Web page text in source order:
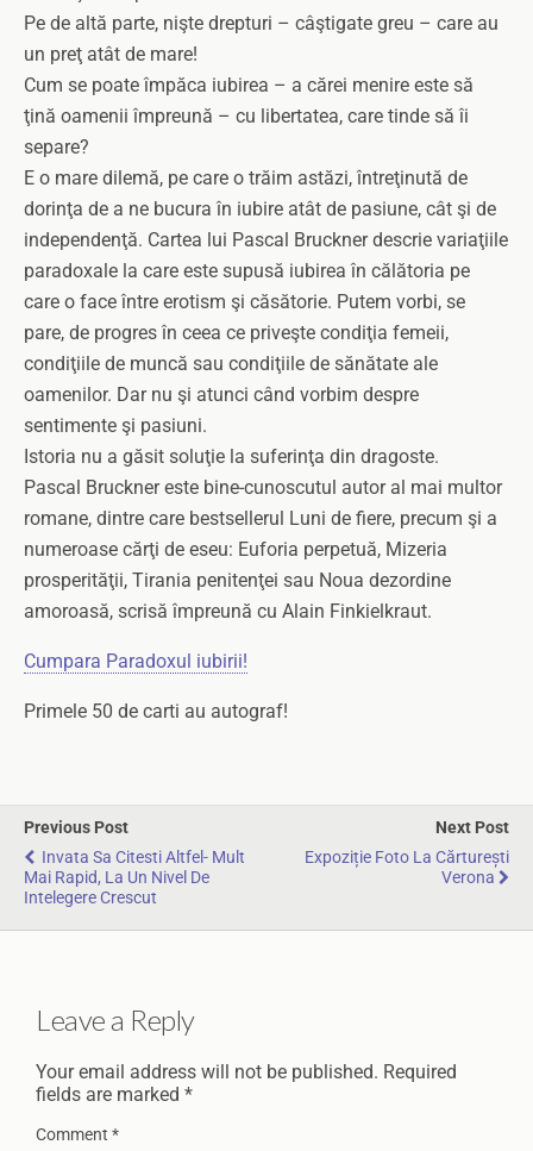
Pe de altă parte, nişte drepturi – câş­tigate greu – care au
un preţ atât de mare!
Cum se poate împăca iubirea – a cărei menire este să
ţină oamenii împreu­nă – cu libertatea, care tinde să îi
separe?
E o mare dilemă, pe care o trăim as­tăzi, întreţinută de
dorinţa de a ne bucura în iubire atât de pasiune, cât şi de
indepen­denţă. Cartea lui Pascal Bruckner descrie variaţiile
paradoxale la care este supusă iubirea în călătoria pe
care o face între erotism şi căsătorie. Putem vorbi, se
pare, de progres în ceea ce priveşte condiţia femeii,
condiţiile de muncă sau condiţiile de sănătate ale
oamenilor. Dar nu şi atunci când vorbim despre
sentimente şi pasiuni.
Istoria nu a găsit soluţie la suferinţa din dragoste.
Pascal Bruckner este bine-cunoscutul autor al mai multor
romane, dintre care bestsellerul Luni de fiere, precum şi a
numeroase cărţi de eseu: Euforia perpetuă, Mizeria
prosperităţii, Tirania penitenţei sau Noua dezordine
amoroasă, scrisă împreună cu Alain Finkielkraut.
Cumpara Paradoxul iubirii!
Primele 50 de carti au autograf!
Previous Post
Invata Sa Citesti Altfel- Mult
Mai Rapid, La Un Nivel De
Intelegere Crescut
Next Post
Expoziție Foto La Cărturești
Verona
Leave a Reply
Your email address will not be published. Required
fields are marked *
Comment *